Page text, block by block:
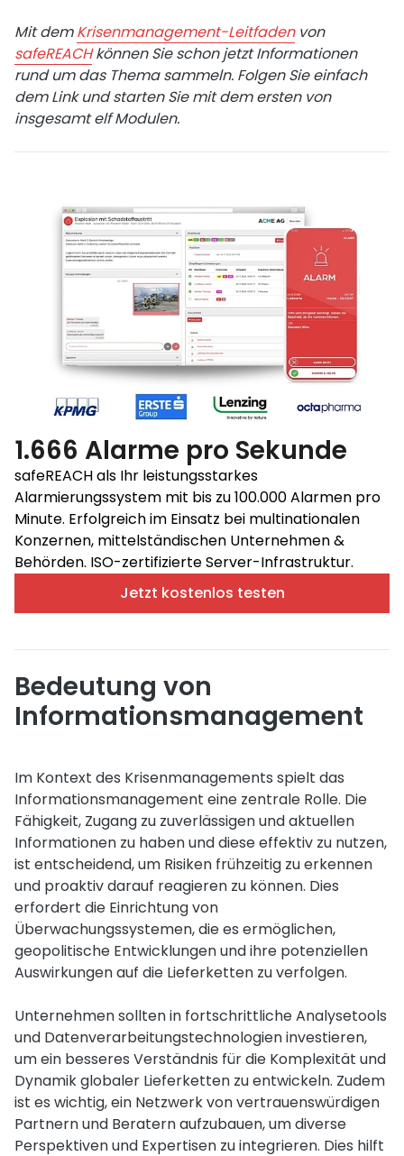
Mit demKrisenmanagement-Leitfadenvon
safeREACHkönnen Sie schon jetzt Informationen
rund um das Thema sammeln. Folgen Sie einfach
dem Link und starten Sie mit dem ersten von
insgesamt elf Modulen.
1.666 Alarme pro Sekunde
safeREACH als Ihr leistungsstarkes
Alarmierungssystem mit bis zu 100.000 Alarmen pro
Minute. Erfolgreich im Einsatz bei multinationalen
Konzernen, mittelständischen Unternehmen &
Behörden. ISO-zertifizierte Server-Infrastruktur.
Jetzt kostenlos testen
Bedeutung von
Informationsmanagement
Im Kontext des Krisenmanagements spielt das
Informationsmanagement eine zentrale Rolle. Die
Fähigkeit, Zugang zu zuverlässigen und aktuellen
Informationen zu haben und diese effektiv zu nutzen,
ist entscheidend, um Risiken frühzeitig zu erkennen
und proaktiv darauf reagieren zu können. Dies
erfordert die Einrichtung von
Überwachungssystemen, die es ermöglichen,
geopolitische Entwicklungen und ihre potenziellen
Auswirkungen auf die Lieferketten zu verfolgen.
Unternehmen sollten in fortschrittliche Analysetools
und Datenverarbeitungstechnologien investieren,
um ein besseres Verständnis für die Komplexität und
Dynamik globaler Lieferketten zu entwickeln. Zudem
ist es wichtig, ein Netzwerk von vertrauenswürdigen
Partnern und Beratern aufzubauen, um diverse
Perspektiven und Expertisen zu integrieren. Dies hilft